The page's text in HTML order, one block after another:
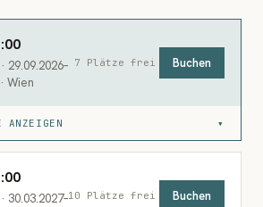
29.09.2026–
Wien
7 Plätze frei Buchen
ANZEIGEN ▾
30.03.2027–10 Plätze frei Buchen